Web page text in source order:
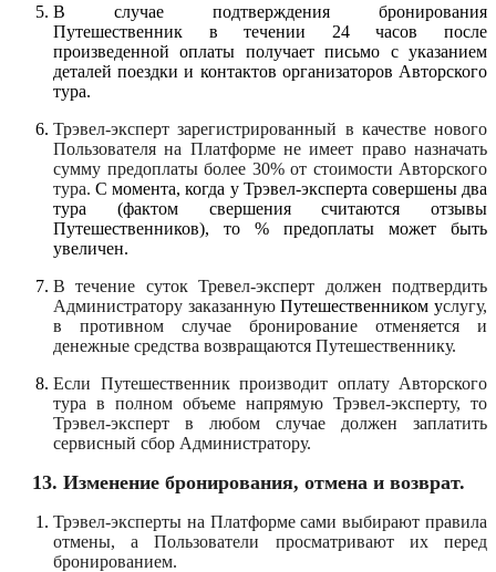
В случае подтверждения бронирования
Путешественник в течении 24 часов после
произведенной оплаты получает письмо с указанием
деталей поездки и контактов организаторов Авторского
тура.
Трэвел-эксперт зарегистрированный в качестве нового
Пользователя на Платформе не имеет право назначать
сумму предоплаты более 30% от стоимости Авторского
тура.С момента, когда у Трэвел-эксперта совершены два
тура (фактом свершения считаются отзывы
Путешественников), то % предоплаты может быть
увеличен.
В течение суток Тревел-эксперт должен подтвердить
Администратору заказаннуюПутешественником услугу,
в противном случае бронирование отменяется и
денежные средства возвращаются Путешественнику.
Если Путешественник производит оплату Авторского
тура в полном объеме напрямую Трэвел-эксперту, то
Трэвел-эксперт в любом случае должен заплатить
сервисный сбор Администратору.
13. Изменение бронирования, отмена и возврат.
Трэвел-эксперты на Платформе сами выбирают правила
отмены, а Пользователи просматривают их перед
бронированием.